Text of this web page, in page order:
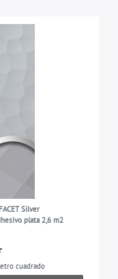
Silver
plata 2,6 m2
cuadrado